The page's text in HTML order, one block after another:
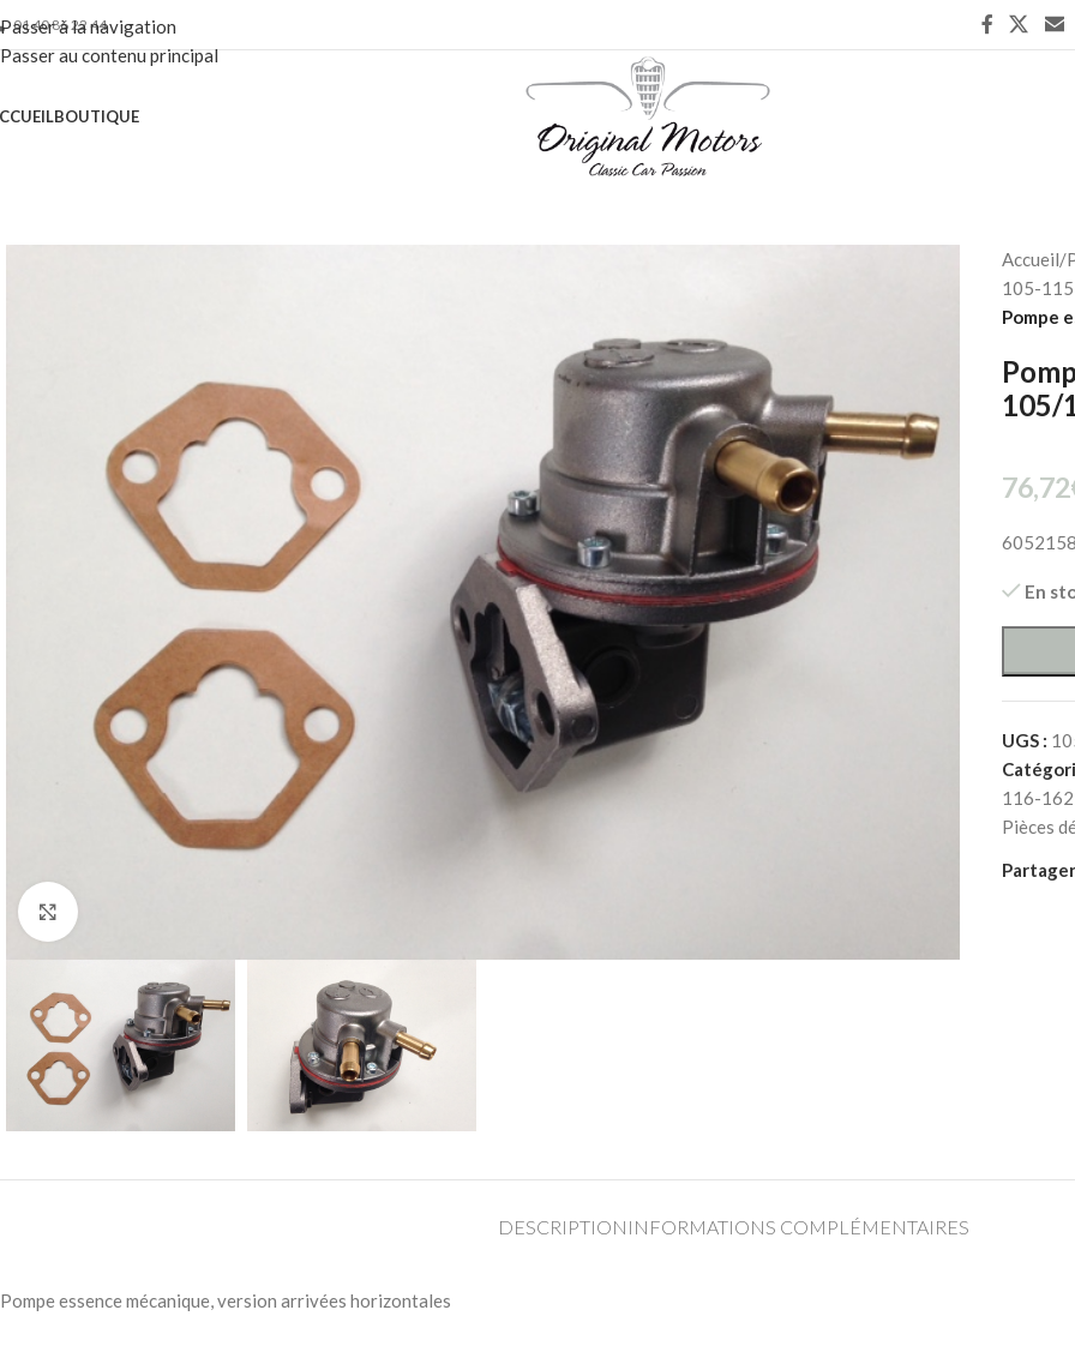
Passer à la navigation
Passer au contenu principal
01 40 86 22 44
BOUTIQUE
Accueil/
105-
Pompe
105/
76,72
En
UGS :
116-
Pièces
DESCRIPTION INFORMATIONS COMPLÉMENTAIRES
Pompe essence mécanique, version arrivées horizontales